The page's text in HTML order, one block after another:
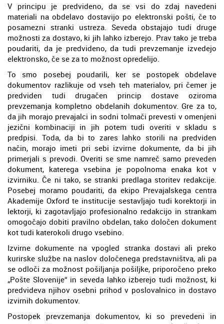
V principu je predvideno, da se vsi do zdaj navedeni
materiali na obdelavo dostavijo po elektronski pošti, če to
posamezni stranki ustreza. Seveda obstajajo tudi druge
možnosti za dostavo, ki jih lahko izberejo. Prav tako je treba
poudariti, da je predvideno, da tudi prevzemanje izvedejo
elektronsko, če se za to možnost opredelijo.
To smo posebej poudarili, ker se postopek obdelave
dokumentov razlikuje od vseh teh materialov, pri čemer je
predviden tudi drugačen princip dostave oziroma
prevzemanja kompletno obdelanih dokumentov. Gre za to,
da jih morajo prevajalci in sodni tolmači prevesti v omenjeni
jezični kombinaciji in jih potem tudi overiti v skladu s
predpisi. Toda, da bi to zares lahko storili na predviden
način, morajo imeti pri sebi izvirne dokumente, da bi jih
primerjali s prevodi. Overiti se sme namreč samo preveden
dokument, katerega vsebina je popolnoma enaka kot v
izvirniku. Če ni tako, se stranki predlaga storitev redakcije.
Posebej moramo poudariti, da ekipo Prevajalskega centra
Akademije Oxford te institucije sestavljajo tudi korektorji in
lektorji, ki zagotavljajo profesionalno redakcijo in strankam
omogočajo dobiti pravilno obdelan, tako določen dokument
kot tudi katerokoli drugo vsebino.
Izvirne dokumente na vpogled stranka dostavi ali preko
kurirske službe na naslov določenega predstavništva, ali pa
se odloči za možnost pošiljanja pošiljke, priporočeno preko
„Pošte Slovenije“ in seveda lahko izberejo tudi možnost, ki
predvideva njihov osebni prihod v poslovalnico in dostavo
izvirnih dokumentov.
Postopek prevzemanja dokumentov, ki so prevedeni in